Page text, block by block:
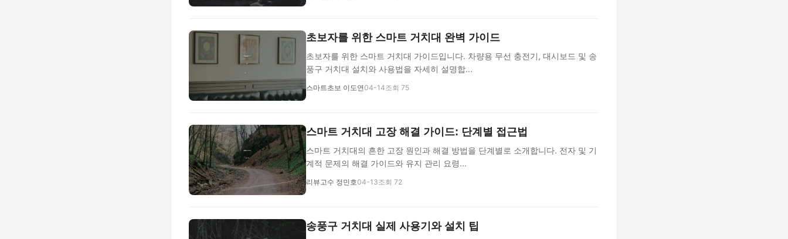
초보자를 위한 스마트 거치대 완벽 가이드
초보자를 위한 스마트 거치대 가이드입니다. 차량용 무선 충전기, 대시보드 및 송
풍구 거치대 설치와 사용법을 자세히 설명합...
스마트초보 이도연04-14조회 75
스마트 거치대 고장 해결 가이드: 단계별 접근법
스마트 거치대의 흔한 고장 원인과 해결 방법을 단계별로 소개합니다. 전자 및 기
계적 문제의 해결 가이드와 유지 관리 요령...
리뷰고수 정민호04-13조회 72
송풍구 거치대 실제 사용기와 설치 팁